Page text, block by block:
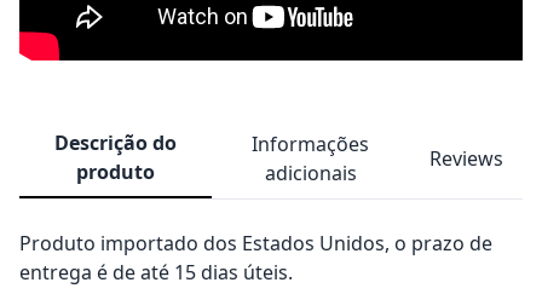
Descrição do
produto
Informações
adicionais
Reviews
Produto importado dos Estados Unidos, o prazo de
entrega é de até 15 dias úteis.